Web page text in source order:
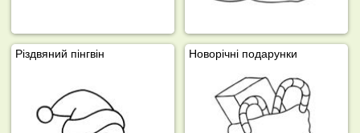
Різдвяний пінгвін Новорічні подарунки